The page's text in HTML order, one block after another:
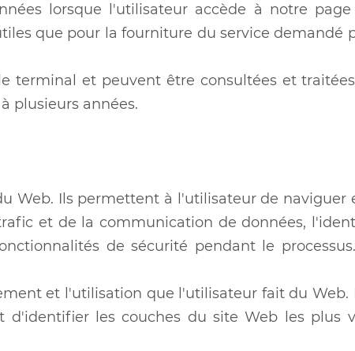
lorsque l'utilisateur accède à notre
que pour la fourniture du service demandé
terminal et peuvent être consultées et
plusieurs années.
Web. Ils permettent à l'utilisateur de naviguer
et de la communication de données,
de sécurité pendant le
et l'utilisation que l'utilisateur fait du Web.
les couches du site Web les plus